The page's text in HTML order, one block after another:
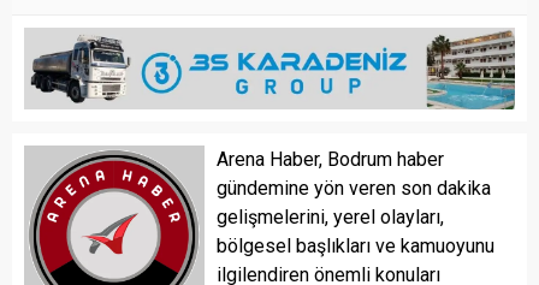
Arena Haber, Bodrum haber
gündemine yön veren son dakika
gelişmelerini, yerel olayları,
bölgesel başlıkları ve kamuoyunu
ilgilendiren önemli konuları